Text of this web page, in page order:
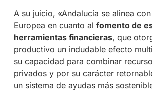
A su juicio, «Andalucía se alinea
Europea en cuanto al fomento de
herramientas financieras, que
productivo un indudable efecto
su capacidad para combinar
privados y por su carácter
un sistema de ayudas más